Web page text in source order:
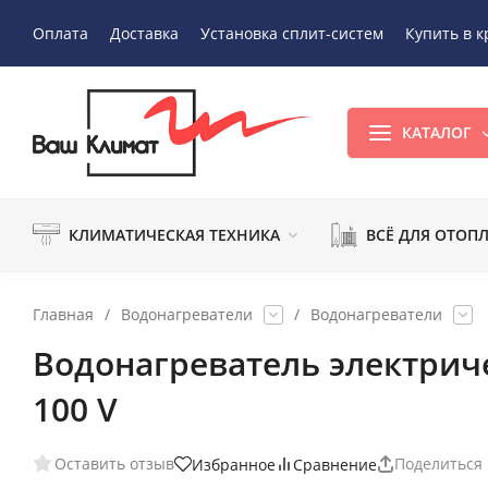
Оплата Доставка Установка сплит-систем Купить в
КАТАЛОГ
КЛИМАТИЧЕСКАЯ ТЕХНИКА ВСЁ ДЛЯ
Главная / Водонагреватели / Водонагреватели
Водонагреватель
100 V
Оставить отзыв Избранное Сравнение Поделиться